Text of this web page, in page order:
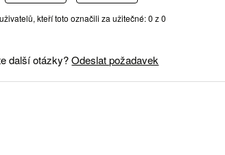
kteří toto označili za užitečné: 0 z 0
další otázky?Odeslat požadavek